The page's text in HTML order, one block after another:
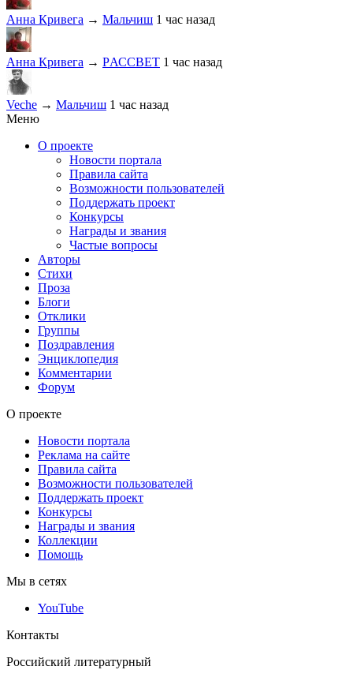
Анна Кривега → Мальчиш 1 час назад
Анна Кривега → PАССВЕТ 1 час назад
Veche → Мальчиш 1 час назад
Меню
О проекте
Новости портала
Правила сайта
Возможности пользователей
Поддержать проект
Конкурсы
Награды и звания
Частые вопросы
Авторы
Стихи
Проза
Блоги
Отклики
Группы
Поздравления
Энциклопедия
Комментарии
Форум
О проекте
Новости портала
Реклама на сайте
Правила сайта
Возможности пользователей
Поддержать проект
Конкурсы
Награды и звания
Коллекции
Помощь
Мы в сетях
YouTube
Контакты
Российский литературный